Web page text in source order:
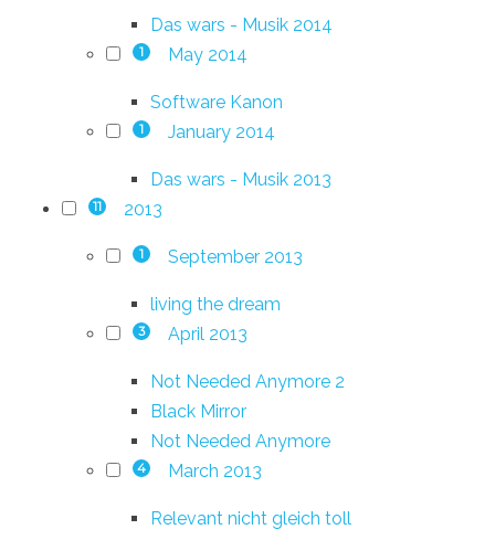
Das wars - Musik 2014
1 May 2014
Software Kanon
1 January 2014
Das wars - Musik 2013
11 2013
1 September 2013
living the dream
3 April 2013
Not Needed Anymore 2
Black Mirror
Not Needed Anymore
4 March 2013
Relevant nicht gleich toll